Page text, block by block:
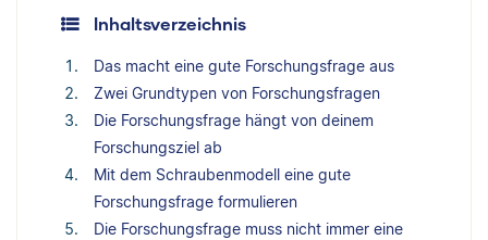
Inhaltsverzeichnis
Das macht eine gute Forschungsfrage aus
Zwei Grundtypen von Forschungsfragen
Die Forschungsfrage hängt von deinem
Forschungsziel ab
Mit dem Schraubenmodell eine gute
Forschungsfrage formulieren
Die Forschungsfrage muss nicht immer eine